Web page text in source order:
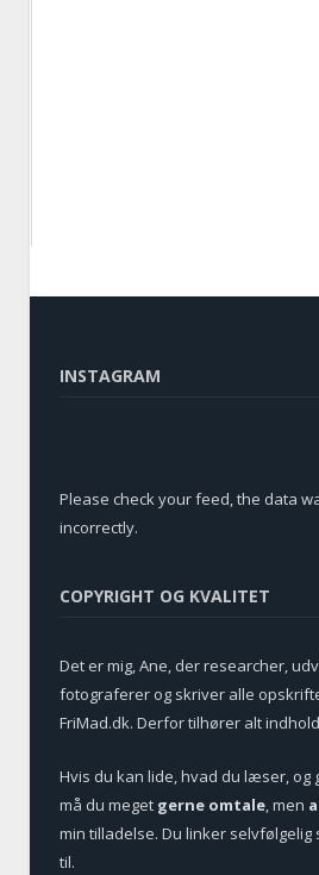
INSTAGRAM
Please check your feed, the data
incorrectly.
COPYRIGHT OG KVALITET
Det er mig, Ane, der researcher,
fotograferer og skriver alle
FriMad.dk. Derfor tilhører alt
Hvis du kan lide, hvad du læser, og
må du meget gerne omtale, men
min tilladelse. Du linker selvfølgelig
til.